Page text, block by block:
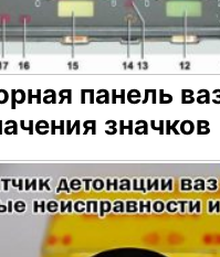
панель
значков